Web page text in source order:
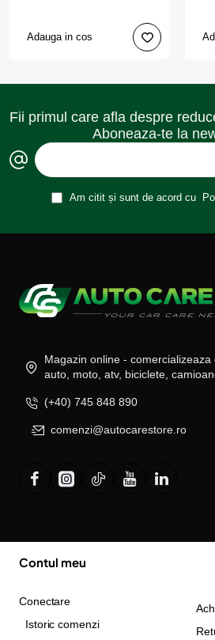
Adauga in cos
Fii primul care afla despre
Aboneaza-te la
Am citit și sunt de acord cu
Magazin online -
auto, moto, atv, biciclete,
(+40) 745 848 890
comenzi@autocarestore.ro
Contul meu
Conectare
Istoric comenzi